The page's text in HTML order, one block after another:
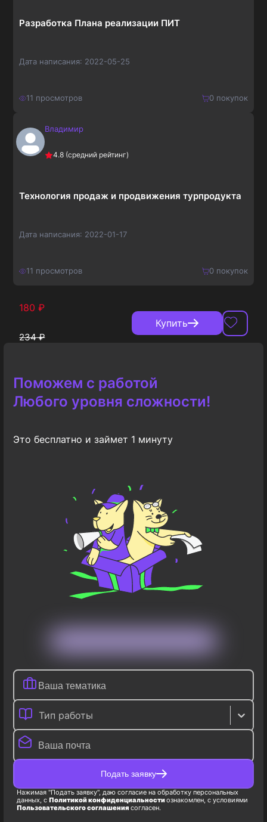
Разработка Плана реализации ПИТ
Дата написания: 2022-05-25
11 просмотров 0покупок
250 ₽Владимир
4.8 (средний рейтинг)
Технология продаж и продвижения турпродукта
Дата написания: 2022-01-17
11 просмотров 0покупок
180 ₽
234₽
Купить
Поможем с работой
Любого уровня сложности!
Это бесплатно и займет 1 минуту
Тип работы
Подать заявку
Нажимая "Подать заявку", даю согласие на обработку персональных
данных, с Политикой конфиденциальностиознакомлен, с условиями
Пользовательского соглашения согласен.